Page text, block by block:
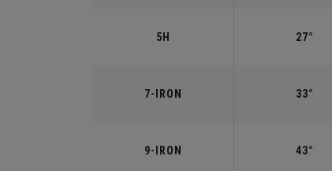
5H 27°
7-IRON 33°
9-IRON 43°